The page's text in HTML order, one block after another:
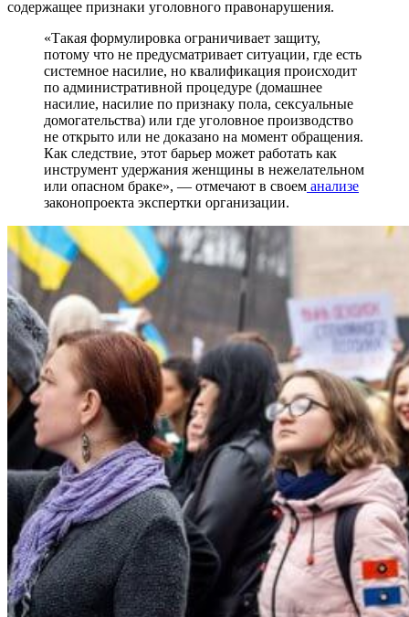
содержащее признаки уголовного правонарушения.
«Такая формулировка ограничивает защиту,
потому что не предусматривает ситуации, где есть
системное насилие, но квалификация происходит
по административной процедуре (домашнее
насилие, насилие по признаку пола, сексуальные
домогательства) или где уголовное производство
не открыто или не доказано на момент обращения.
Как следствие, этот барьер может работать как
инструмент удержания женщины в нежелательном
или опасном браке», — отмечают в своем анализе
законопроекта экспертки организации.